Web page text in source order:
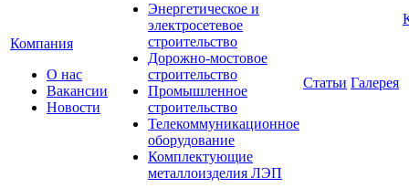
Компания
О нас
Вакансии
Новости
Энергетическое и
электросетевое
строительство
Дорожно-мостовое
строительство
Промышленное
строительство
Телекоммуникационное
оборудование
Комплектующие
металлоизделия ЛЭП
Статьи Галерея